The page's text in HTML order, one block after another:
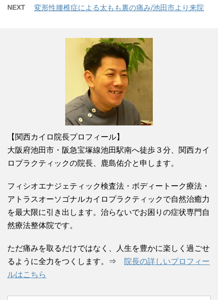
NEXT 変形性腰椎症による太もも裏の痛み/池田市より来院
【関西カイロ院長プロフィール】
大阪府池田市・阪急宝塚線池田駅南へ徒歩３分、関西カイ
ロプラクティックの院長、鹿島佑介と申します。
フィシオエナジェティック検査法・ボディートーク療法・
アトラスオーソゴナルカイロプラクティックで自然治癒力
を最大限に引き出します。治らないでお困りの症状専門自
然療法整体院です。
ただ痛みを取るだけではなく、人生を豊かに楽しく過ごせ
るように全力をつくします。⇒
院長の詳しいプロフィー
ルはこちら